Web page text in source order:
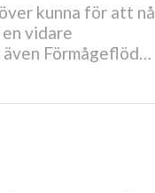
kunna för att nå
vidare
Förmågeflöde